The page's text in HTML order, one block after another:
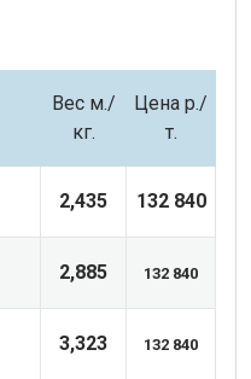
Вес м./
кг.
Цена р./
т.
2,435 132 840
2,885 132 840
3,323 132 840